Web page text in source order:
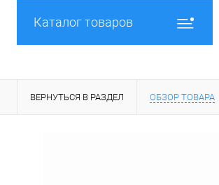
Каталог товаров
ВЕРНУТЬСЯ В РАЗДЕЛ ОБЗОР ТОВАРА